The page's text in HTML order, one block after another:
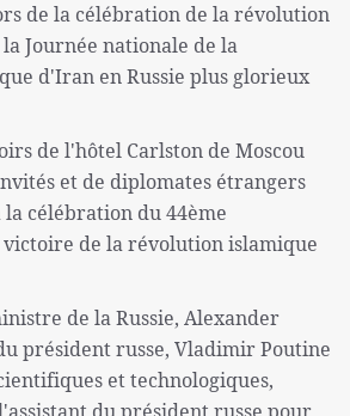
de la célébration de la révolution
Journée nationale de la
d'Iran en Russie plus glorieux
de l'hôtel Carlston de Moscou
et de diplomates étrangers
célébration du 44ème
de la révolution islamique
de la Russie, Alexander
président russe, Vladimir Poutine
et technologiques,